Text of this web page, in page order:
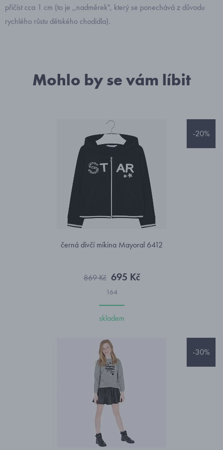
přičíst cca 1 cm (to je ,,nadměrek", který se ponechává z důvodu
rychlého růstu dětského chodidla).
Mohlo by se vám líbit
-20%
černá dívčí mikina Mayoral 6412
869 Kč 695 Kč
164
skladem
-30%